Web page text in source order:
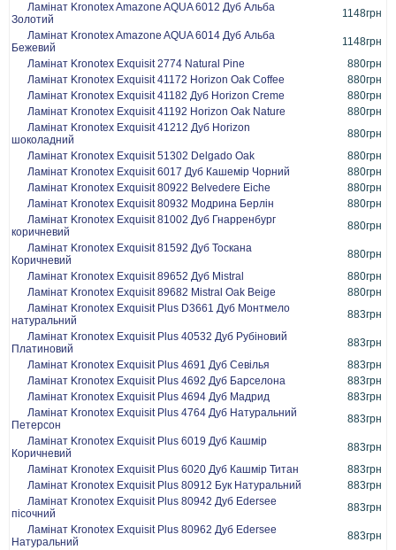
Ламінат Kronotex Amazone AQUA 6012 Дуб Альба
Золотий
1148грн
Ламінат Kronotex Amazone AQUA 6014 Дуб Альба
Бежевий
1148грн
Ламінат Kronotex Exquisit 2774 Natural Pine
880грн
Ламінат Kronotex Exquisit 41172 Horizon Oak Coffee
880грн
Ламінат Kronotex Exquisit 41182 Дуб Horizon Creme
880грн
Ламінат Kronotex Exquisit 41192 Horizon Oak Nature
880грн
Ламінат Kronotex Exquisit 41212 Дуб Horizon
шоколадний
880грн
Ламінат Kronotex Exquisit 51302 Delgado Oak
880грн
Ламінат Kronotex Exquisit 6017 Дуб Кашемір Чорний
880грн
Ламінат Kronotex Exquisit 80922 Belvedere Eiche
880грн
Ламінат Kronotex Exquisit 80932 Модрина Берлін
880грн
Ламінат Kronotex Exquisit 81002 Дуб Гнарренбург
коричневий
880грн
Ламінат Kronotex Exquisit 81592 Дуб Тоскана
Коричневий
880грн
Ламінат Kronotex Exquisit 89652 Дуб Mistral
880грн
Ламінат Kronotex Exquisit 89682 Mistral Oak Beige
880грн
Ламінат Kronotex Exquisit Plus D3661 Дуб Монтмело
натуральний
883грн
Ламінат Kronotex Exquisit Plus 40532 Дуб Рубіновий
Платиновий
883грн
Ламінат Kronotex Exquisit Plus 4691 Дуб Севілья
883грн
Ламінат Kronotex Exquisit Plus 4692 Дуб Барселона
883грн
Ламінат Kronotex Exquisit Plus 4694 Дуб Мадрид
883грн
Ламінат Kronotex Exquisit Plus 4764 Дуб Натуральний
Петерсон
883грн
Ламінат Kronotex Exquisit Plus 6019 Дуб Кашмір
Коричневий
883грн
Ламінат Kronotex Exquisit Plus 6020 Дуб Кашмір Титан
883грн
Ламінат Kronotex Exquisit Plus 80912 Бук Натуральний
883грн
Ламінат Kronotex Exquisit Plus 80942 Дуб Edersee
пісочний
883грн
Ламінат Kronotex Exquisit Plus 80962 Дуб Edersee
Натуральний
883грн